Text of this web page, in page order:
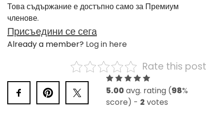
Това съдържание е достъпно само за Премиум
членове.
Присъедини се сега
Already a member? Log in here
Rate this post
5.00avg. rating (98%
score) - 2 votes